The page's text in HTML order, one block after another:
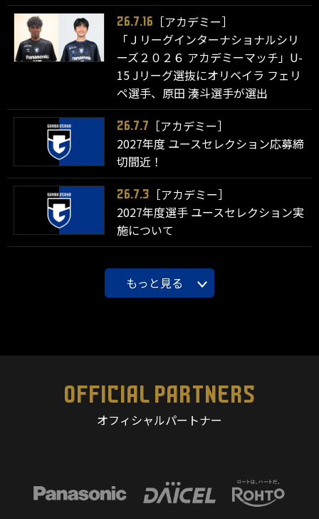
26.7.16
［アカデミー］
「Ｊリーグインターナショナルシリ
ーズ２０２６ アカデミーマッチ」U-
15 Jリーグ選抜にオリベイラ フェリ
ペ選手、原田 湊斗選手が選出
26.7.7
［アカデミー］
2027年度 ユースセレクション応募締
切間近！
26.7.3
［アカデミー］
2027年度選手 ユースセレクション実
施について
もっと見る
OFFICIAL PARTNERS
オフィシャルパートナー